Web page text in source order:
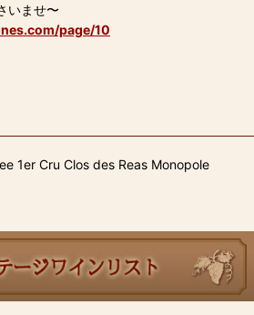
いませ〜
page/10
1er Cru Clos des Reas Monopole